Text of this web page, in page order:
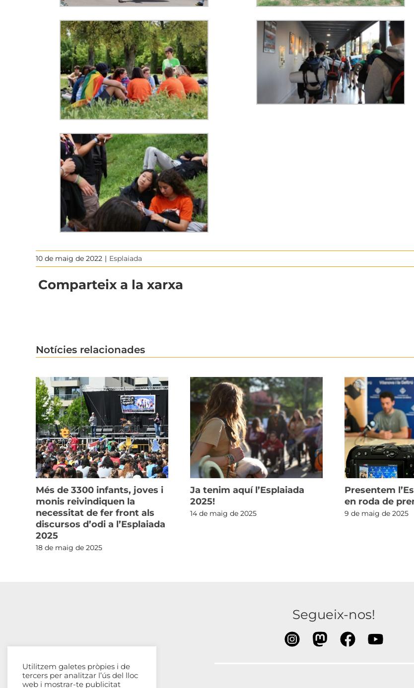
10 de maig de 2022 | Esplaiada
Comparteix a la xarxa
Notícies relacionades
Més de 3300 infants, joves i
monis reivindiquen la
necessitat de fer front als
discursos d’odi a l’Esplaiada
2025
18 de maig de 2025
Ja tenim aquí l’Esplaiada
2025!
14 de maig de 2025
Presentem
en roda de
9 de maig de 2025
Segueix-nos!
Utilitzem galetes pròpies i de
tercers per analitzar l’ús del lloc
web i mostrar-te publicitat